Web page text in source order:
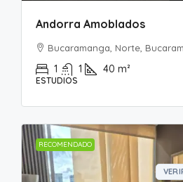
Andorra Amoblados
Bucaramanga, Norte,
1 1 40 m²
ESTUDIOS
RECOMENDADO